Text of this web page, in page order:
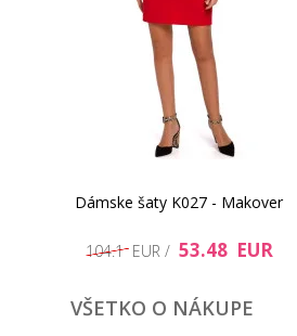
Dámske šaty K027 - Makover
104.1 EUR / 53.48 EUR
VŠETKO O NÁKUPE